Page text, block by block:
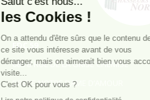
FDC 59
680 B RUE DE LA GRISE CHEMISE
DREVE NOTRE DAME D’AMOUR